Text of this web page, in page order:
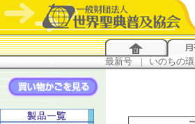
最新号 | いのちの環